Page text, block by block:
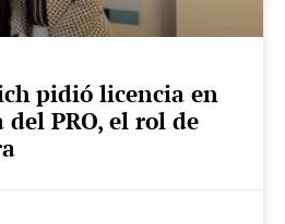
pidió licencia en
PRO, el rol de